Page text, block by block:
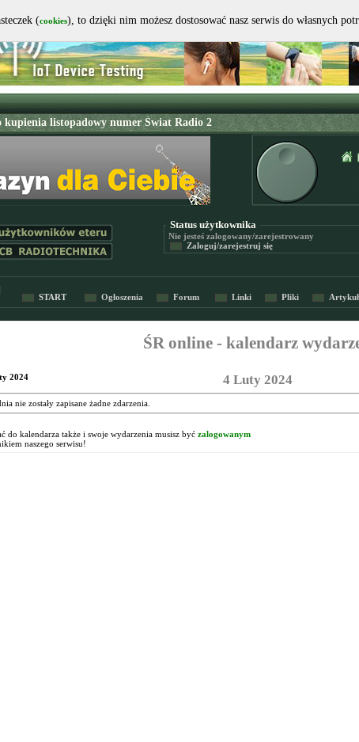
Status użytkownika
Nie jesteś zalogowany/zarejestrowany
Zaloguj/zarejestruj się
START Ogłoszenia Forum Linki Pliki
ŚR online - kalendarz
2024 4 Luty 2024
nie zostały zapisane żadne zdarzenia.
do kalendarza także i swoje wydarzenia musisz być zalogowanym
naszego serwisu!
(cookies), to dzięki nim możesz dostosować nasz serwis do własnych